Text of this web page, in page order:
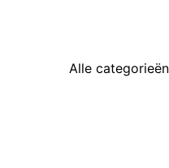
Alle categorieën